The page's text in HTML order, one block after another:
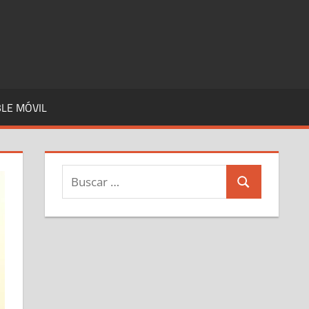
MÓVIL
Buscar:
Buscar